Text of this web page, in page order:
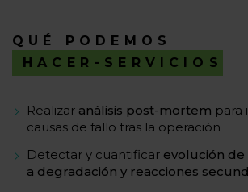
QUÉ PODEMOS
HACER-SERVICIOS
Realizar análisis post-mortem para
causas de fallo tras la operación
Detectar y cuantificar evolución de
a degradación y reacciones